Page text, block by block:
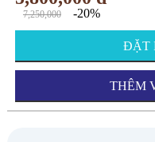
7,250,000 -20%
ĐẶT
THÊM